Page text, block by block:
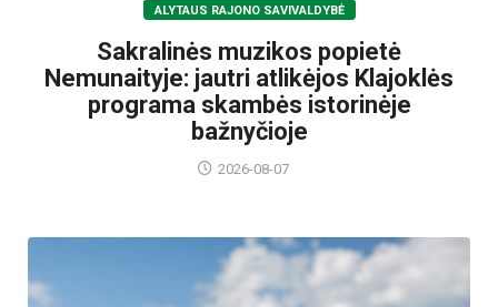
ALYTAUS RAJONO SAVIVALDYBĖ
Sakralinės muzikos popietė
Nemunaityje: jautri atlikėjos Klajoklės
programa skambės istorinėje
bažnyčioje
2026-08-07